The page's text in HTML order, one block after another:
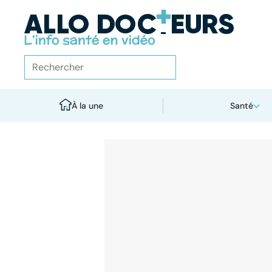
À la une Santé